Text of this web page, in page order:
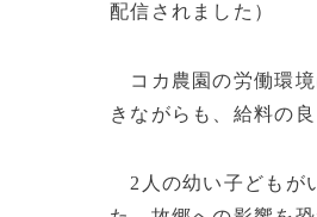
配信されました）
コカ農園の労働環境
きながらも、給料の
2人の幼い子どもが